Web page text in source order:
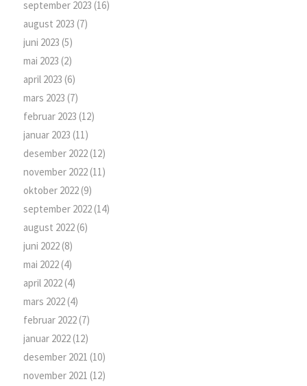
september 2023 (16)
august 2023 (7)
juni 2023 (5)
mai 2023 (2)
april 2023 (6)
mars 2023 (7)
februar 2023 (12)
januar 2023 (11)
desember 2022(12)
november 2022(11)
oktober 2022(9)
september 2022(14)
august 2022(6)
juni 2022(8)
mai 2022(4)
april 2022(4)
mars 2022(4)
februar 2022(7)
januar 2022(12)
desember 2021 (10)
november 2021 (12)